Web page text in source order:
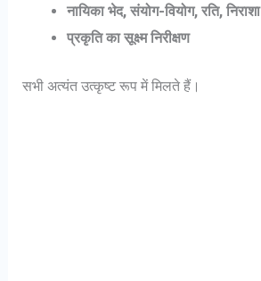
नायिका भेद, संयोग-वियोग, रति, निराशा
प्रकृति का सूक्ष्म निरीक्षण
सभी अत्यंत उत्कृष्ट रूप में मिलते हैं।